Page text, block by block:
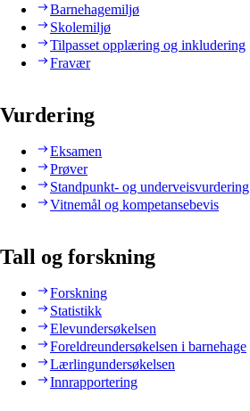
Barnehagemiljø
Skolemiljø
Tilpasset opplæring og inkludering
Fravær
Vurdering
Eksamen
Prøver
Standpunkt- og underveisvurdering
Vitnemål og kompetansebevis
Tall og forskning
Forskning
Statistikk
Elevundersøkelsen
Foreldreundersøkelsen i barnehage
Lærlingundersøkelsen
Innrapportering